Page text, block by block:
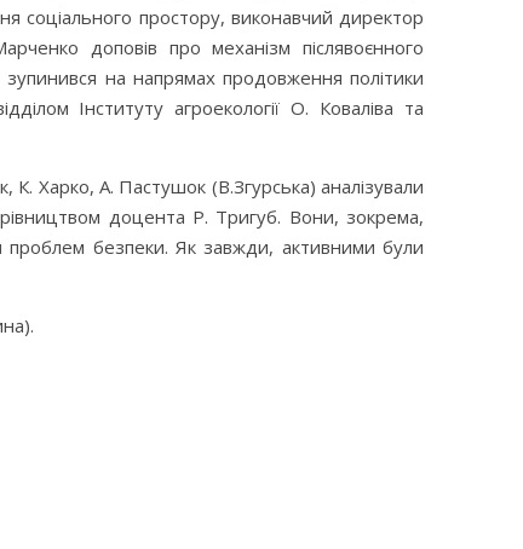
соціального простору, виконавчий директор
доповів про механізм післявоєнного
на напрямах продовження політики
Інституту агроекології О. Коваліва та
К. Харко, А. Пастушок (В.Згурська) аналізували
доцента Р. Тригуб. Вони, зокрема,
проблем безпеки. Як завжди, активними були